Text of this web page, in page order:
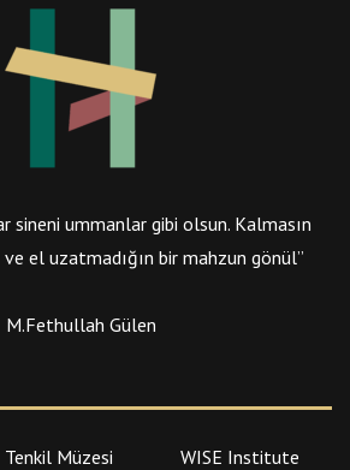
sineni ummanlar gibi olsun. Kalmasın
ve el uzatmadığın bir mahzun gönül”
M.Fethullah Gülen
Tenkil Müzesi
WISE Institute